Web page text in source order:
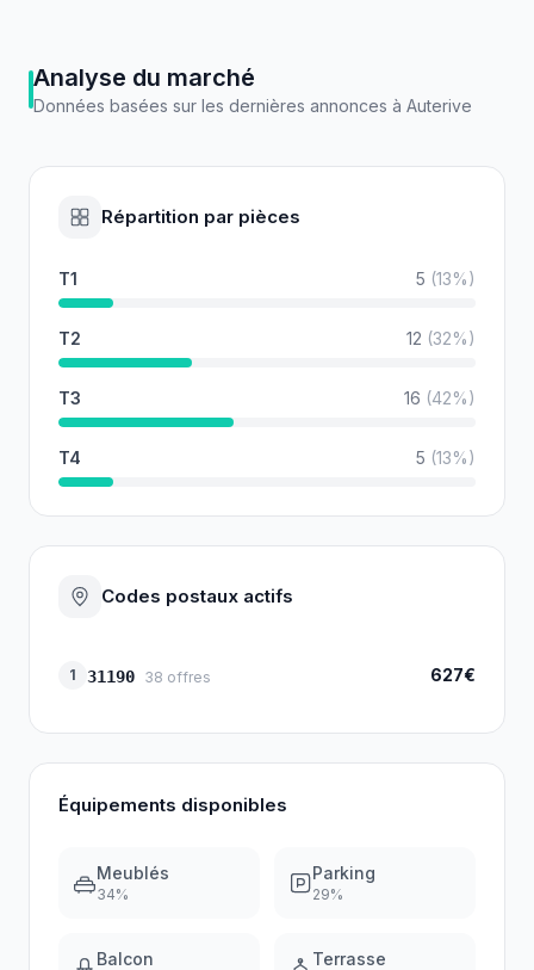
Analyse du marché
Données basées sur les dernières annonces à Auterive
Répartition par pièces
T1 5 (13%)
T2 12 (32%)
T3 16 (42%)
T4 5 (13%)
Codes postaux actifs
1 31190 38 offres 627€
Équipements disponibles
Meublés
34%
Parking
29%
Balcon Terrasse